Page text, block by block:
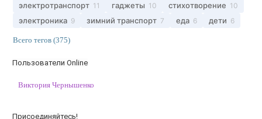
электротранспорт 11 гаджеты 10 стихотворение 10
электроника 9 зимний транспорт 7 еда 6 дети 6
Всего тегов (375)
Пользователи Online
Виктория Чернышенко
Присоединяйтесь!